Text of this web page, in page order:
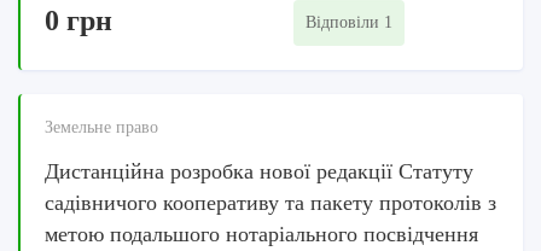
0 грн Відповіли 1
Земельне право
Дистанційна розробка нової редакції Статуту
садівничого кооперативу та пакету протоколів з
метою подальшого нотаріального посвідчення